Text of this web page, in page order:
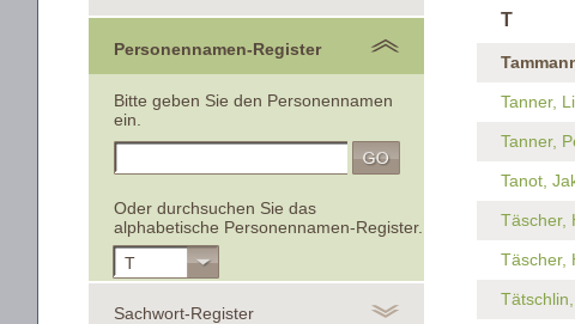
Personennamen-Register
Bitte geben Sie den Personennamen
ein.
Oder durchsuchen Sie das
alphabetische Personennamen-Register.
T
Sachwort-Register
T
Tanner,
Tanner,
Tanot,
Täscher,
Täscher,